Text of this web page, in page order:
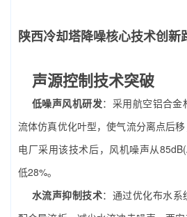
陕西冷却塔降噪核心技术创新
声源控制技术突破
低噪声风机研发：采用航空铝合
流体仿真优化叶型，使气流分离点后
电厂采用该技术后，风机噪声从
低28%。
水流声抑制技术：通过优化布水